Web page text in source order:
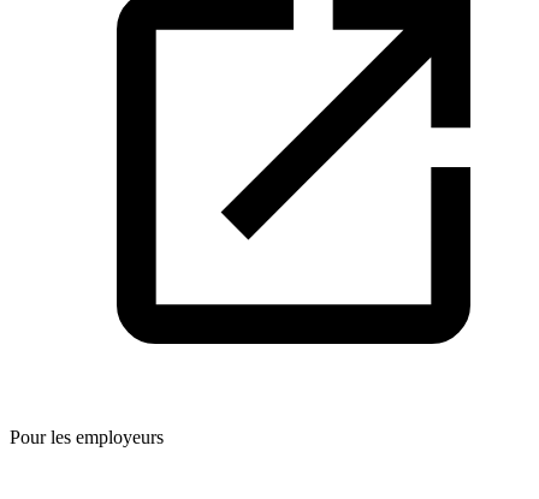
Pour les employeurs